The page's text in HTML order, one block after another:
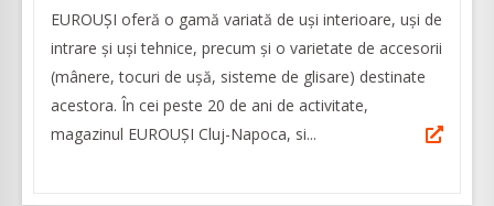
EUROUȘI oferă o gamă variată de uși interioare, uşi de
intrare şi uşi tehnice, precum și o varietate de accesorii
(mânere, tocuri de ușă, sisteme de glisare) destinate
acestora. În cei peste 20 de ani de activitate,
magazinul EUROUŞI Cluj-Napoca, si...